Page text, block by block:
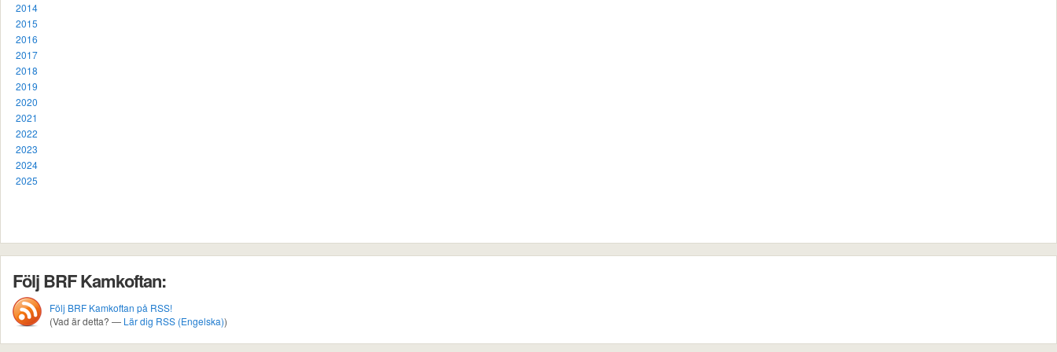
2014
2015
2016
2017
2018
2019
2020
2021
2022
2023
2024
2025
Följ BRF Kamkoftan:
Följ BRF Kamkoftan på RSS!
(Vad är detta? — Lär dig RSS (Engelska))